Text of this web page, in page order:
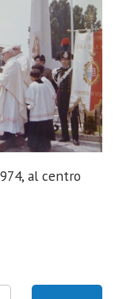
al centro